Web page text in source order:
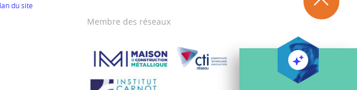
du site
Membre des réseaux